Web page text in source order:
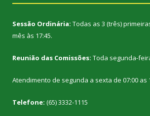
Sessão Ordinária: Todas as 3 (três)
mês às 17:45.
Reunião das Comissões: Toda segunda-
Atendimento de segunda a sexta de 07:00 as
Telefone: (65) 3332-1115